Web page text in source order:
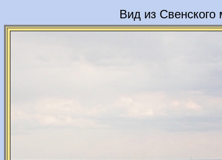
Вид из Свенского